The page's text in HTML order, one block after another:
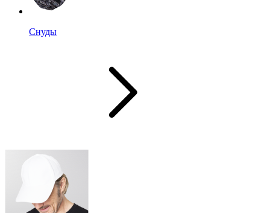
Снуды